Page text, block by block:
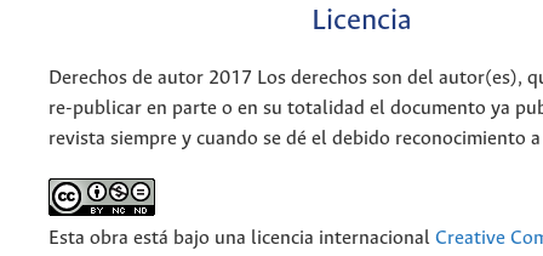
Licencia
Derechos de autor 2017 Los derechos son del autor(es),
re-publicar en parte o en su totalidad el documento ya
revista siempre y cuando se dé el debido reconocimiento
Esta obra está bajo una licencia internacional Creative